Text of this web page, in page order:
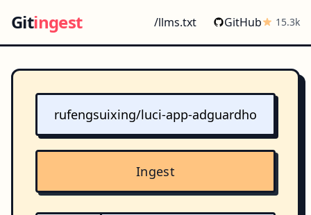
Gitingest /llms.txt GitHub 15.3k
Ingest